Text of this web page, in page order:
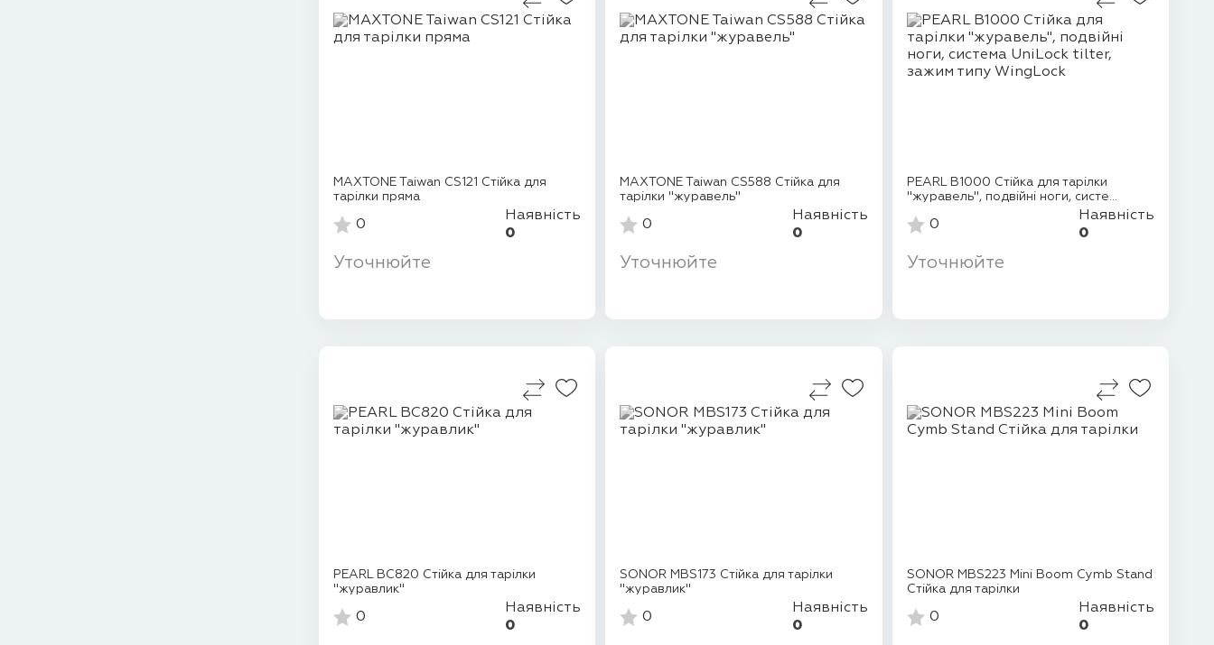
MAXTONE Taiwan CS121 Стійка для
тарілки пряма
0
Наявність
0
Уточнюйте
MAXTONE Taiwan CS588 Стійка для
тарілки "журавель"
0
Наявність
0
Уточнюйте
PEARL B1000 Стійка для тарілки
"журавель", подвійні ноги, систе...
0
Наявність
0
Уточнюйте
PEARL BC820 Стійка для тарілки
"журавлик"
0
Наявність
0
SONOR MBS173 Стійка для тарілки
"журавлик"
0
Наявність
0
SONOR MBS223 Mini Boom Cymb Stand
Стійка для тарілки
0
Наявність
0